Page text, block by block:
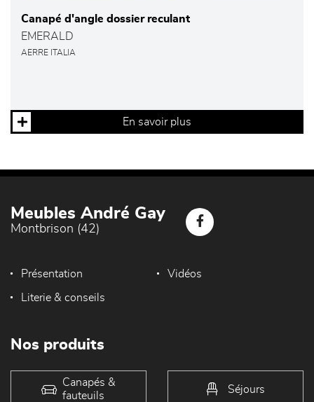
Canapé d'angle dossier reculant
EMERALD
AERRE ITALIA
En savoir plus
Meubles André Gay
Montbrison (42)
Présentation Vidéos
Literie & conseils
Nos produits
Canapés &
fauteuils
Séjours